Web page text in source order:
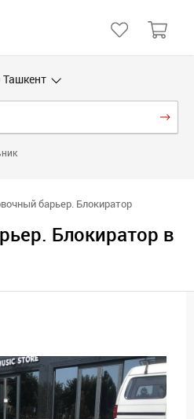
Ташкент
барьер. Блокиратор
Блокиратор в